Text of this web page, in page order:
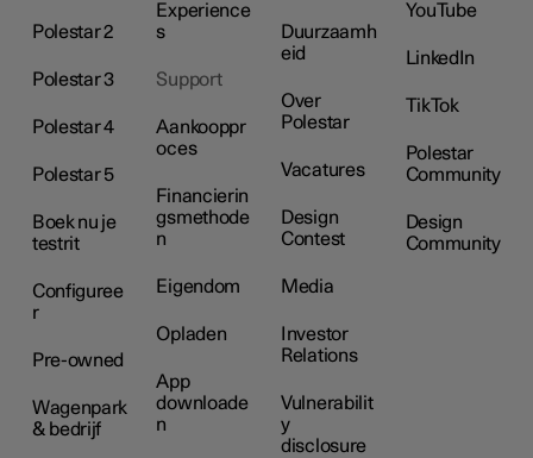
Polestar 2
Polestar 3
Polestar 4
Polestar 5
Boek nu je
testrit
Configuree
r
Pre-owned
Wagenpark
& bedrijf
Experience
s
Support
Aankooppr
oces
Financierin
gsmethode
n
Eigendom
Opladen
App
downloade
n
Duurzaamh
eid
Over
Polestar
Vacatures
Design
Contest
Media
Investor
Relations
Vulnerabilit
y
disclosure
YouTube
LinkedIn
TikTok
Polestar
Community
Design
Community